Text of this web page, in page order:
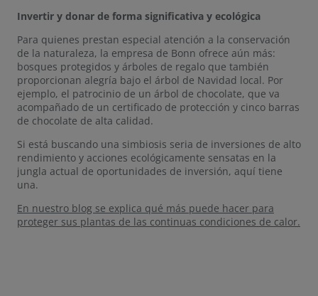
Invertir y donar de forma significativa y ecológica
Para quienes prestan especial atención a la conservación
de la naturaleza, la empresa de Bonn ofrece aún más:
bosques protegidos y árboles de regalo que también
proporcionan alegría bajo el árbol de Navidad local. Por
ejemplo, el patrocinio de un árbol de chocolate, que va
acompañado de un certificado de protección y cinco barras
de chocolate de alta calidad.
Si está buscando una simbiosis seria de inversiones de alto
rendimiento y acciones ecológicamente sensatas en la
jungla actual de oportunidades de inversión, aquí tiene
una.
En nuestro blog se explica qué más puede hacer para
proteger sus plantas de las continuas condiciones de calor.